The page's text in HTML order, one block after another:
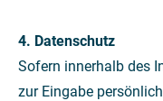
4. Datenschutz
Sofern innerhalb des
zur Eingabe